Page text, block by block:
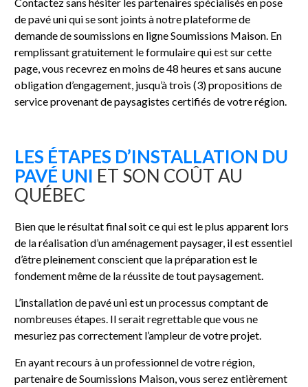
de pavé uni qui se sont joints à notre plateforme de
demande de soumissions en ligne Soumissions Maison. En
remplissant gratuitement le formulaire qui est sur cette
page, vous recevrez en moins de 48 heures et sans aucune
obligation d’engagement, jusqu’à trois (3) propositions de
service provenant de paysagistes certifiés de votre région.
LES ÉTAPES D’INSTALLATION DU
PAVÉ UNI ET SON COÛT AU
QUÉBEC
Bien que le résultat final soit ce qui est le plus apparent lors
de la réalisation d’un aménagement paysager, il est essentiel
d’être pleinement conscient que la préparation est le
fondement même de la réussite de tout paysagement.
L’installation de pavé uni est un processus comptant de
nombreuses étapes. Il serait regrettable que vous ne
mesuriez pas correctement l’ampleur de votre projet.
En ayant recours à un professionnel de votre région,
partenaire de Soumissions Maison, vous serez entièrement